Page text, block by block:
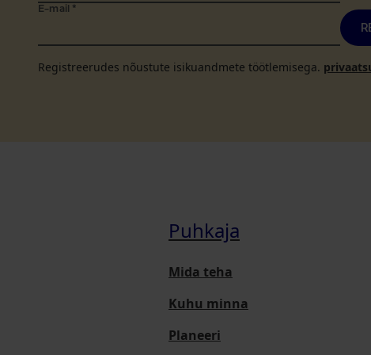
E-mail *
Registreerudes nõustute isikuandmete töötlemisega.
Puhkaja
Mida teha
Kuhu minna
Planeeri